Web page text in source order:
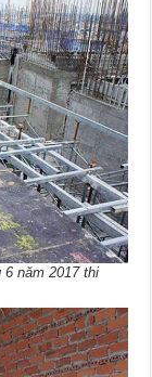
6 năm 2017 thi